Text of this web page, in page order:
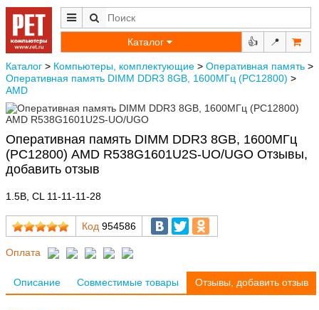
Каталог 👍 📍
Каталог > Компьютеры, комплектующие > Оперативная память >
Оперативная память DIMM DDR3 8GB, 1600МГц (PC12800) >
AMD
Оперативная память DIMM DDR3 8GB, 1600МГц
(PC12800) AMD R538G1601U2S-UO/UGO Отзывы,
добавить отзыв
1.5В, CL 11-11-11-28
Код 954586
Оплата
Описание Совместимые товары Отзывы, добавить отзыв